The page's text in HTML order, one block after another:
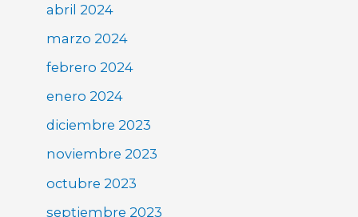
abril 2024
marzo 2024
febrero 2024
enero 2024
diciembre 2023
noviembre 2023
octubre 2023
septiembre 2023